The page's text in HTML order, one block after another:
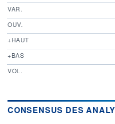
VAR.
OUV.
+HAUT
+BAS
VOL.
CONSENSUS DES